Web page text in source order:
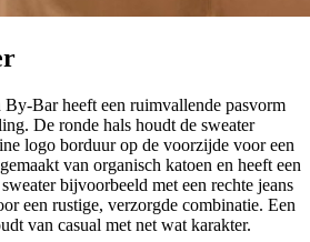
Bar heeft een ruimvallende pasvorm
De ronde hals houdt de sweater
logo borduur op de voorzijde voor een
van organisch katoen en heeft een
bijvoorbeeld met een rechte jeans
een rustige, verzorgde combinatie. Een
van casual met net wat karakter.